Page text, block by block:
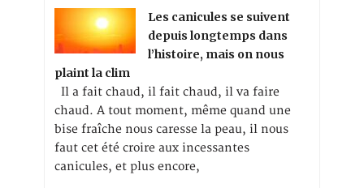
Les canicules se suivent
depuis longtemps dans
l’histoire, mais on nous
plaint la clim
Il a fait chaud, il fait chaud, il va faire
chaud. A tout moment, même quand une
bise fraîche nous caresse la peau, il nous
faut cet été croire aux incessantes
canicules, et plus encore,